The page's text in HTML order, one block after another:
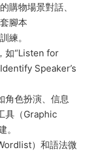
購物場景對話、
腳本
練。
如“Listen for
Speaker’s
角色扮演、信息
具（Graphic
）和語法微